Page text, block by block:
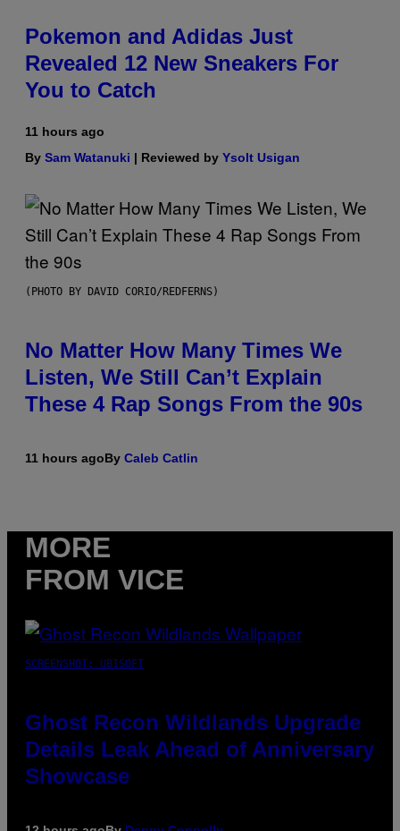
Pokemon and Adidas Just
Revealed 12 New Sneakers For
You to Catch
11 hours ago
By Sam Watanuki | Reviewed by Ysolt Usigan
(PHOTO BY DAVID CORIO/REDFERNS)
No Matter How Many Times We
Listen, We Still Can’t Explain
These 4 Rap Songs From the 90s
11 hours agoBy Caleb Catlin
MORE
FROM VICE
SCREENSHOT: UBISOFT
Ghost Recon Wildlands Upgrade
Details Leak Ahead of Anniversary
Showcase